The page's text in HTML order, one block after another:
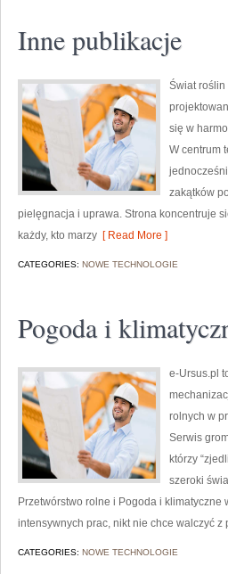
Inne publikacje
Świat roślin
się w
W centrum
zakątków
pielęgnacja i uprawa. Strona koncentruje
każdy, kto marzy [ Read More ]
CATEGORIES: NOWE TECHNOLOGIE
Pogoda i
e-Ursus.pl
rolnych w
Serwis
którzy
szeroki
Przetwórstwo rolne i Pogoda i
intensywnych prac, nikt nie chce walczyć z
CATEGORIES: NOWE TECHNOLOGIE